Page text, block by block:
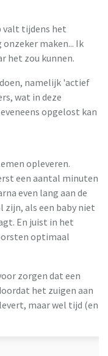
valt tijdens het
onzeker maken... Ik
het zou kunnen.
namelijk 'actief
wat in deze
opgelost kan
opleveren.
een aantal minuten
even lang aan de
zijn, als een baby niet
En juist in het
optimaal
zorgen dat een
het zuigen aan
maar wel tijd (en